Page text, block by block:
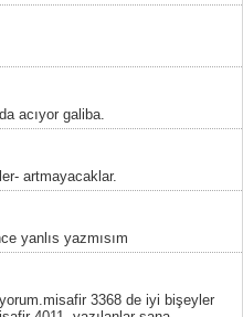
acıyor galiba.
artmayacaklar.
yanlıs yazmısım
3368 de iyi bişeyler